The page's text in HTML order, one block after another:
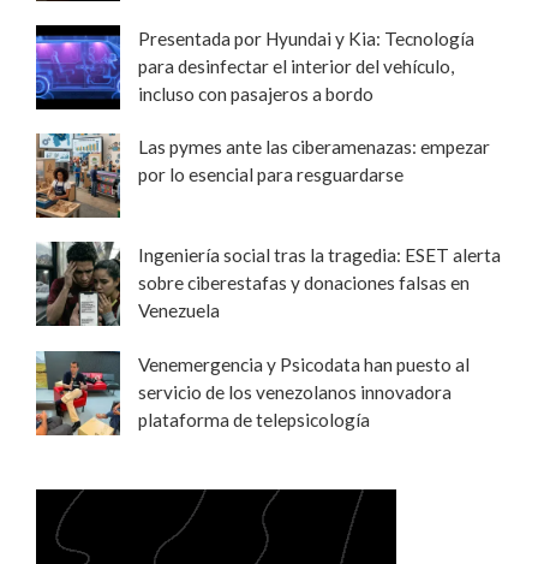
Presentada por Hyundai y Kia: Tecnología
para desinfectar el interior del vehículo,
incluso con pasajeros a bordo
Las pymes ante las ciberamenazas: empezar
por lo esencial para resguardarse
Ingeniería social tras la tragedia: ESET alerta
sobre ciberestafas y donaciones falsas en
Venezuela
Venemergencia y Psicodata han puesto al
servicio de los venezolanos innovadora
plataforma de telepsicología